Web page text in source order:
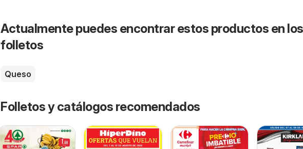
Actualmente puedes encontrar estos productos en los
folletos
Queso
Folletos y catálogos recomendados